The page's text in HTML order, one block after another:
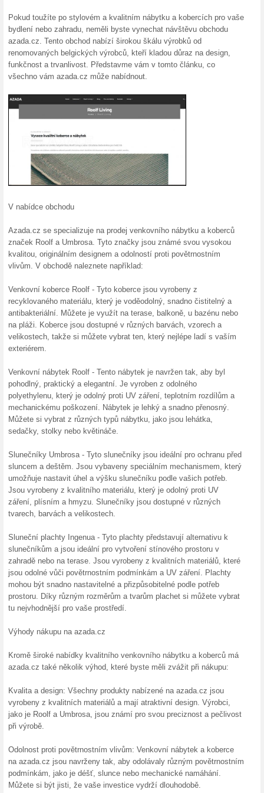
Aktuální slevy a
BRIGHTON
470 Kč
100% fungovalo Akce
BRIGHTON Turquoise
shopu Azada.cz. Svým
Brighton je vyroben z
udržuje.
Doprava zdarma v
100% fungovalo Akce
Dopravu zboží poskytuje
velikost zakázky vybírají
individuálně. Bližší informace
Skončené nabídky... (3x)
Více o Azada.cz
Nakupování na Azada.cz...
Azada.cz - Obchod, kde
pro váš domov a zahradu